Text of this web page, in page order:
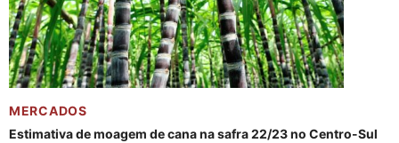
MERCADOS
Estimativa de moagem de cana na safra 22/23 no Centro-Sul